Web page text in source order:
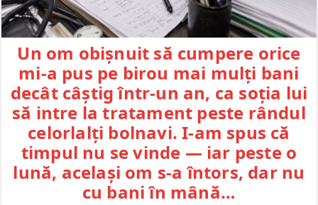
Un om obișnuit să cumpere orice
mi-a pus pe birou mai mulți bani
decât câștig într-un an, ca soția lui
să intre la tratament peste rândul
celorlalți bolnavi. I-am spus că
timpul nu se vinde — iar peste o
lună, același om s-a întors, dar nu
cu bani în mână…